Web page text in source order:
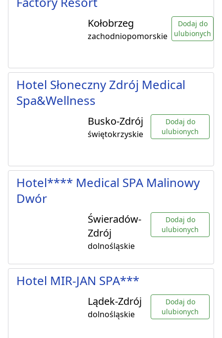
Kołobrzeg
zachodniopomorskie
Dodaj do
ulubionych
Hotel Słoneczny Zdrój Medical
Spa&Wellness
Busko-Zdrój
świętokrzyskie
Dodaj do
ulubionych
Hotel**** Medical SPA Malinowy
Dwór
Świeradów-
Zdrój
dolnośląskie
Dodaj do
ulubionych
Hotel MIR-JAN SPA***
Lądek-Zdrój
dolnośląskie
Dodaj do
ulubionych